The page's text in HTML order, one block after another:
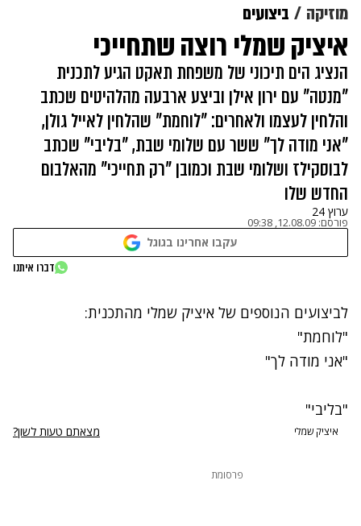
מוזיקה ביצועים
איציק שמלי רוצה שתחייכי
הנציג הים תיכוני של משפחת תאקט הגיע לתכנית
"מנטה" עם ירון אילן וביצע ארבעה מהלהיטים שכתב
והלחין לעצמו ולאחרים: "לוחמת" שהלחין לאייל גולן,
"אני מודה לך" ששר עם שלומי שבת, "בליבי" שכתב
לבוסקילז ושלומי שבת וכמובן "רק תחייכי" מהאלבום
החדש שלו
ערוץ 24
פורסם: 12.08.09, 09:38
עקבו אחרינו בגוגל
נתקלנו בבעיה
דברו איתנו
לביצועים הנוספים של איציק שמלי מהתכנית:
"לוחמת"
"אני מודה לך"
"בליבי"
איציק שמלי מצאתם טעות לשון?
פרסומת